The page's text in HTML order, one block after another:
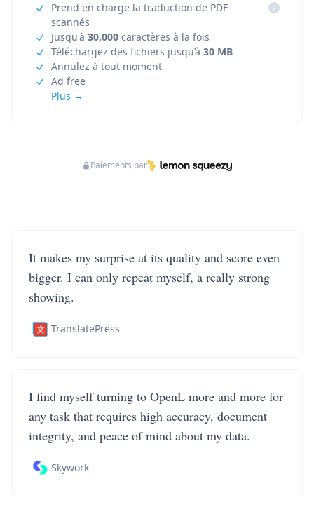
Prend en charge la traduction de PDF
scannés
i
Jusqu'à 30,000 caractères à la fois
Téléchargez des fichiers jusqu’à 30 MB
Annulez à tout moment
Ad free
Plus →
Paiements par
It makes my surprise at its quality and score even
bigger. I can only repeat myself, a really strong
showing.
TranslatePress
I find myself turning to OpenL more and more for
any task that requires high accuracy, document
integrity, and peace of mind about my data.
Skywork